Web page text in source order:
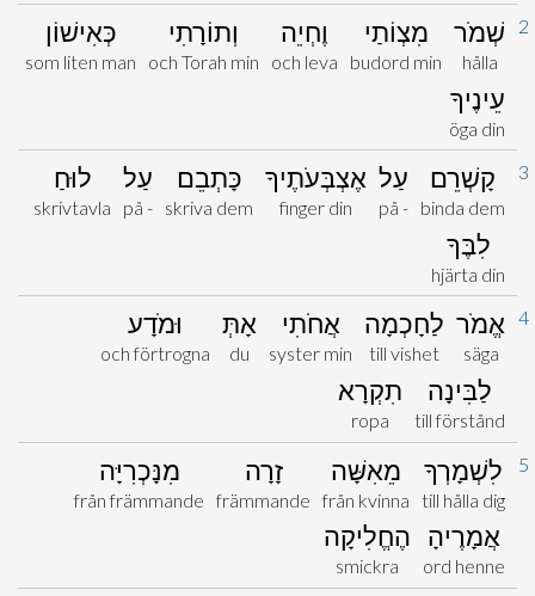
2
שְׁמֹר
hålla
מִצְוֹתַי
budord min
וֶחְיֵה
och leva
וְתוֹרָתִי
och Torah min
כְּאִישׁוֹן
som liten man
עֵינֶיךָ
öga din
3
קָשְׁרֵם
binda dem
עַל
på -
אֶצְבְּעֹתֶיךָ
finger din
כָּתְבֵם
skriva dem
עַל
på -
לוּחַ
skrivtavla
לִבֶּךָ
hjärta din
4 אֱמֹר
säga
לַחָכְמָה
till vishet
אֲחֹתִי
syster min
אָתְּ
du
וּמֹדָע
och förtrogna
לַבִּינָה
till förstånd
תִקְרָא
ropa
5
לִשְׁמָרְךָ
till hålla dig
מֵאִשָּׁה
från kvinna
זָרָה
främmande
מִנָּכְרִיָּה
från främmande
אֲמָרֶיהָ
ord henne
הֶחֱלִיקָה
smickra